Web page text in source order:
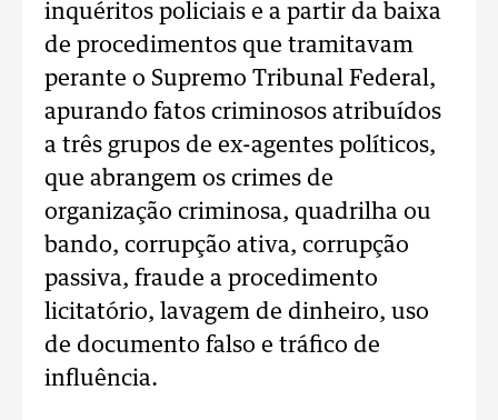
inquéritos policiais e a partir da baixa
de procedimentos que tramitavam
perante o Supremo Tribunal Federal,
apurando fatos criminosos atribuídos
a três grupos de ex-agentes políticos,
que abrangem os crimes de
organização criminosa, quadrilha ou
bando, corrupção ativa, corrupção
passiva, fraude a procedimento
licitatório, lavagem de dinheiro, uso
de documento falso e tráfico de
influência.